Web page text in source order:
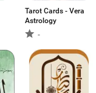
Tarot Cards - Vera
Astrology
-